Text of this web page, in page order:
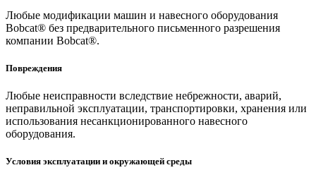
Любые модификации машин и навесного оборудования
Bobcat® без предварительного письменного разрешения
компании Bobcat®.
Повреждения
Любые неисправности вследствие небрежности, аварий,
неправильной эксплуатации, транспортировки, хранения или
использования несанкционированного навесного
оборудования.
Условия эксплуатации и окружающей среды